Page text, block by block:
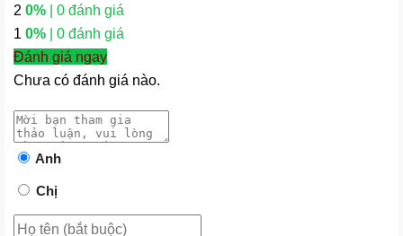
2 0% | 0 đánh giá
1 0% | 0 đánh giá
Đánh giá ngay
Chưa có đánh giá nào.
Anh
Chị